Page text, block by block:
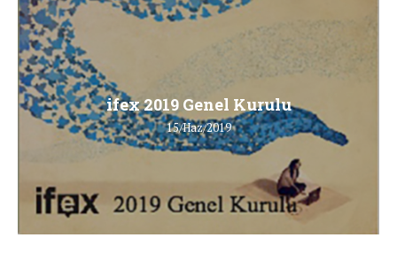
ifex 2019 Genel Kurulu
15/Haz/2019